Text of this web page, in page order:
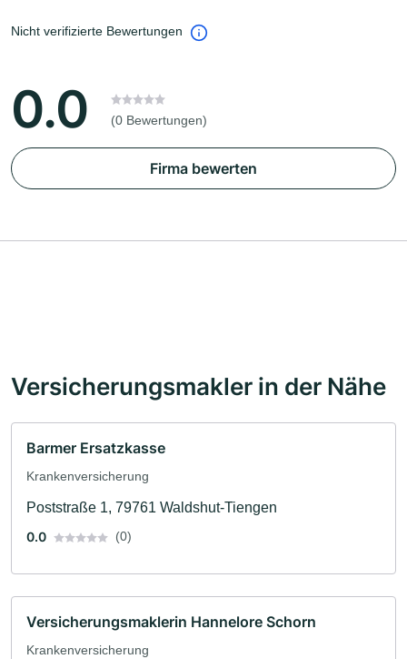
Nicht verifizierte Bewertungen
0.0 (0 Bewertungen)
Firma bewerten
Versicherungsmakler in der Nähe
Barmer Ersatzkasse
Krankenversicherung
Poststraße 1, 79761 Waldshut-Tiengen
0.0
(0)
Versicherungsmaklerin Hannelore Schorn
Krankenversicherung